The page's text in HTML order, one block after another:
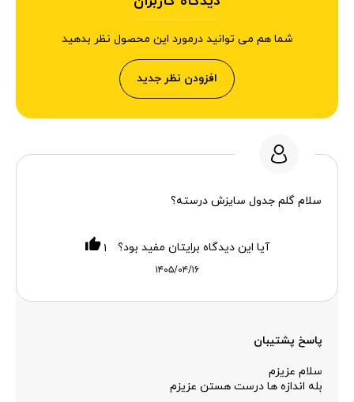
شما هم می توانید درمورد این محصول نظر بدهید
افزودن نظر جدید
سلام گلم جدول سایزش درسته؟
۱۴۰۵/۰۴/۱۶
آیا این دیدگاه برایتان مفید بود؟ ۱
پاسخ پشتیبان
سلام عزیزم
بله اندازه ها درست هستن عزیزم